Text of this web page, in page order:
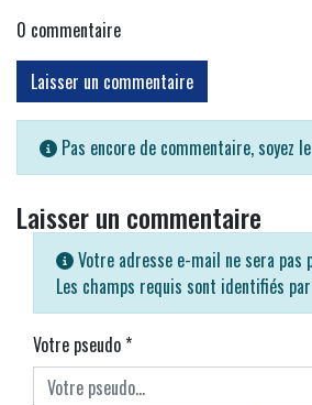
0 commentaire
Laisser un commentaire
Pas encore de commentaire, soyez le
Laisser un commentaire
Votre adresse e-mail ne sera pas
Les champs requis sont identifiés
Votre pseudo*